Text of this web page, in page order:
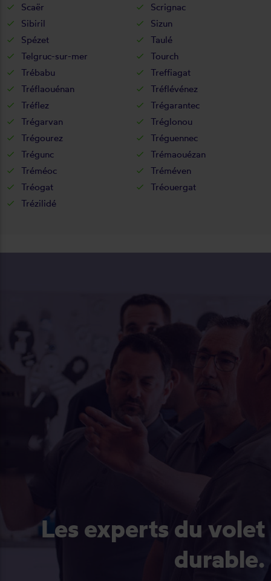
Scaër
Scrignac
Sibiril
Sizun
Spézet
Taulé
Telgruc-sur-mer
Tourch
Trébabu
Treffiagat
Tréflaouénan
Tréflévénez
Tréflez
Trégarantec
Trégarvan
Tréglonou
Trégourez
Tréguennec
Trégunc
Trémaouézan
Tréméoc
Tréméven
Tréogat
Tréouergat
Trézilidé
Les experts du volet
durable.